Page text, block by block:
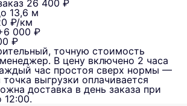
26 400 ₽
13,6 м
₽/км
000 ₽
₽
точную стоимость
В цену включено 2 часа
час простоя сверх нормы —
выгрузки оплачивается
доставка в день заказа при